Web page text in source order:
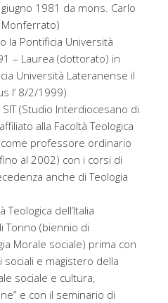
1981 da mons. Carlo
Monferrato)
la Pontificia Università
– Laurea (dottorato) in
Università Lateranense il
l’ 8/2/1999)
(Studio Interdiocesano di
alla Facoltà Teologica
come professore ordinario
al 2002) con i corsi di
anche di Teologia
dell’Italia
Torino (biennio di
Morale sociale) prima con
sociali e magistero della
sociale e cultura,
e con il seminario di